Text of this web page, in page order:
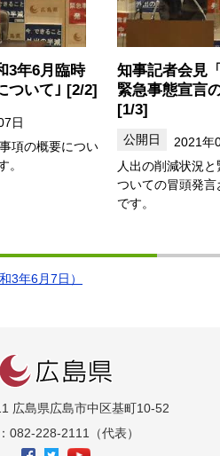
3年6月臨時
ついて｣ [2/2]
日
項の概要につい
。
知事記者会見
緊急事態宣言
[1/3]
2021年
人出の削減状況
ついての冒頭発
です。
3年6月7日）
広島県広島市中区基町10-52
082-228-2111（代表）